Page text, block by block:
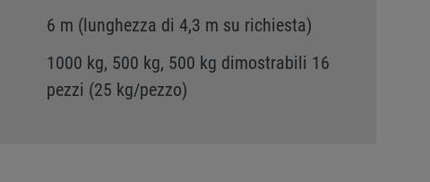
6 m (lunghezza di 4,3 m su richiesta)
1000 kg, 500 kg, 500 kg dimostrabili 16
pezzi (25 kg/pezzo)